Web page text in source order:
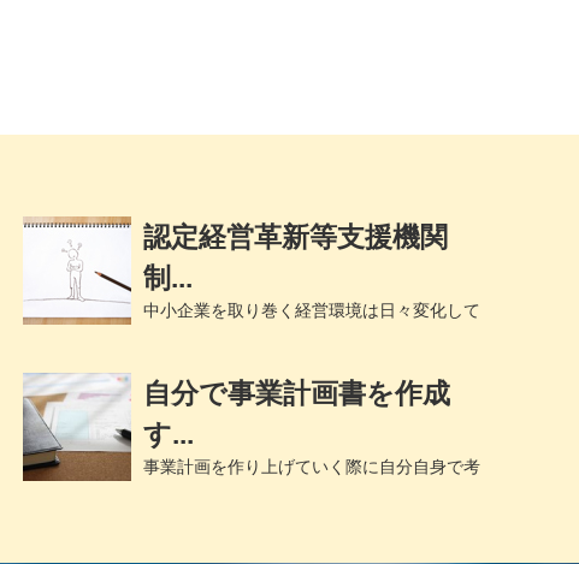
認定経営革新等支援機関
制...
中小企業を取り巻く経営環境は日々変化して
自分で事業計画書を作成
す...
事業計画を作り上げていく際に自分自身で考